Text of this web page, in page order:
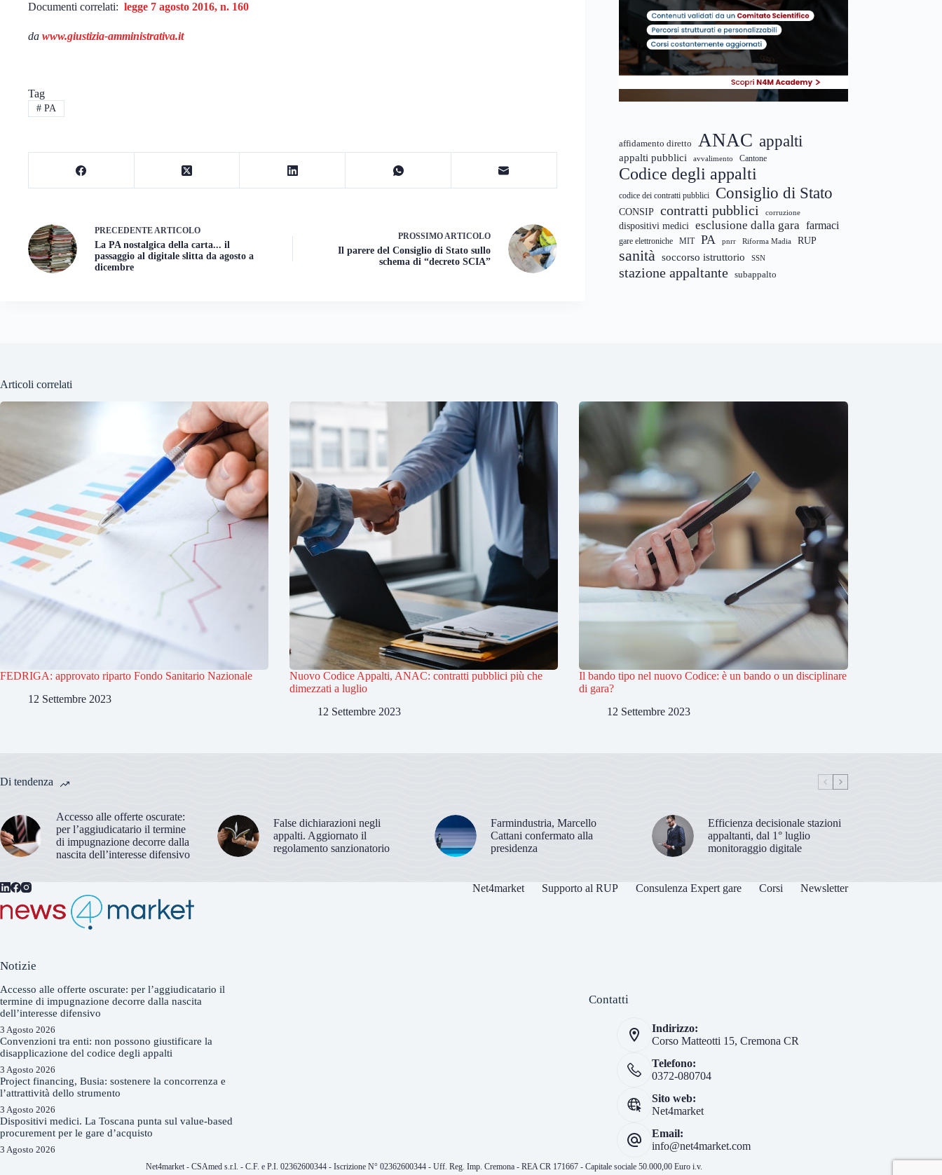
Documenti correlati: legge 7 agosto 2016, n. 160
da www.giustizia-amministrativa.it
Tag
#PA
PRECEDENTEARTICOLO
La PA nostalgica della carta... il
passaggio al digitale slitta da agosto a
dicembre
PROSSIMOARTICOLO
Il parere del Consiglio di Stato sullo
schema di “decreto SCIA”
affidamento diretto ANAC appalti
appalti pubblici avvalimento Cantone
Codice degli appalti
codice dei contratti pubblici Consiglio di Stato
CONSIP contratti pubblici corruzione
dispositivi medici esclusione dalla gara farmaci
gare elettroniche MIT PA pnrr Riforma Madia RUP
sanità soccorso istruttorio SSN
stazione appaltante subappalto
Articoli correlati
FEDRIGA: approvato riparto Fondo Sanitario Nazionale
12 Settembre 2023
Nuovo Codice Appalti, ANAC: contratti pubblici più che
dimezzati a luglio
12 Settembre 2023
Il bando tipo nel nuovo Codice: è un bando o un disciplinare
di gara?
12 Settembre 2023
Di tendenza
Accesso alle offerte oscurate:
per l’aggiudicatario il termine
di impugnazione decorre dalla
nascita dell’interesse difensivo
False dichiarazioni negli
appalti. Aggiornato il
regolamento sanzionatorio
Farmindustria, Marcello
Cattani confermato alla
presidenza
Efficienza decisionale stazioni
appaltanti, dal 1° luglio
monitoraggio digitale
Net4market Supporto al RUP Consulenza Expert gare Corsi Newsletter
Notizie
Accesso alle offerte oscurate: per l’aggiudicatario il
termine di impugnazione decorre dalla nascita
dell’interesse difensivo
3 Agosto 2026
Convenzioni tra enti: non possono giustificare la
disapplicazione del codice degli appalti
3 Agosto 2026
Project financing, Busia: sostenere la concorrenza e
l’attrattività dello strumento
3 Agosto 2026
Dispositivi medici. La Toscana punta sul value-based
procurement per le gare d’acquisto
3 Agosto 2026
Contatti
Indirizzo:
Corso Matteotti 15, Cremona CR
Telefono:
0372-080704
Sito web:
Net4market
Email:
info@net4market.com
Net4market - CSAmed s.r.l. - C.F. e P.I. 02362600344 - Iscrizione N° 02362600344 - Uff. Reg. Imp. Cremona - REA CR 171667 - Capitale sociale 50.000,00 Euro i.v.